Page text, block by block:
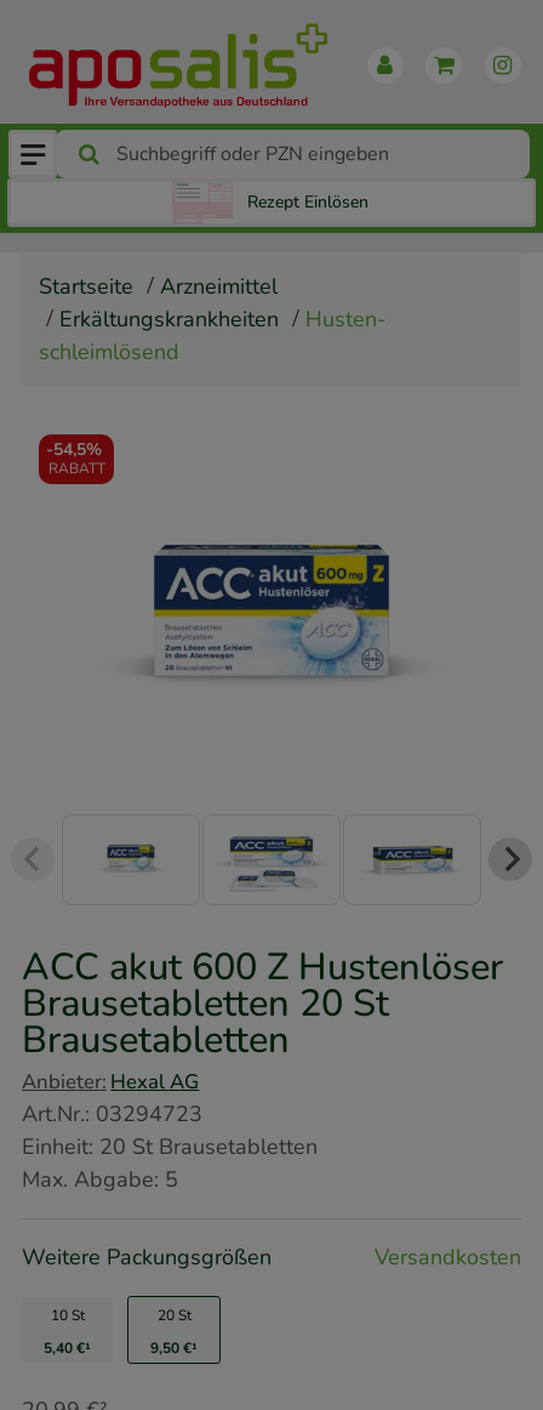
Rezept Einlösen
Startseite
Arzneimittel
Erkältungskrankheiten
Husten-
schleimlösend
-54,5%
RABATT
ACC akut 600 Z Hustenlöser
Brausetabletten 20 St
Brausetabletten
Anbieter: Hexal AG
Art.Nr.: 03294723
Einheit: 20 StBrausetabletten
Max. Abgabe: 5
Weitere Packungsgrößen Versandkosten
10 St
5,40 €¹
20 St
9,50 €¹